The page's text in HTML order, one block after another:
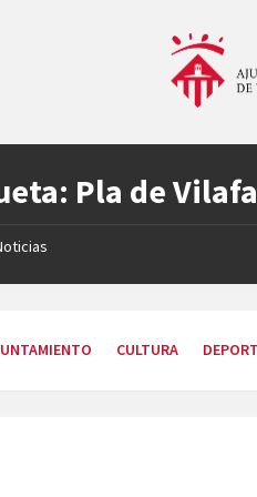
Pla de
CULTURA